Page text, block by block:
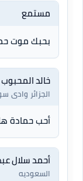
مستمع
بحبك موت
خالد المحبوب
الجزائر وادى
أحب حمادة
أحمد سلال
السعوديه